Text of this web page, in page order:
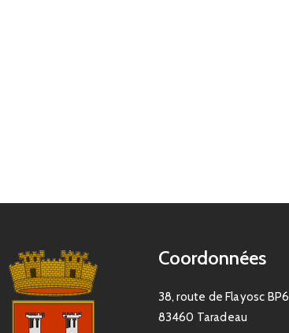
Coordonnées
38, route de Flayosc BP6
83460 Taradeau